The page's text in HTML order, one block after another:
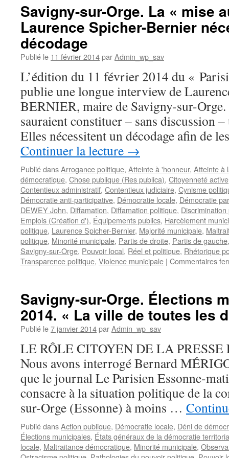
Savigny-sur-Orge. La « mise
Laurence Spicher-Bernier
décodage
Publié le 11 février 2014parAdmin_wp_sav
L’édition du 11 février 2014 du «
publie une longue interview de
BERNIER, maire de Savigny-sur-Orge.
sauraient constituer – sans discussion
Elles nécessitent un décodage afin de
Continuer la lecture →
Publié dansArrogance politique, Atteinte à 'honneur, Atteinte à
démocratique, Chose publique (Res publica), Citoyenneté active
Contentieux administratif, Contentieux judiciaire, Cynisme
Démocratie anti-participative, Démocratie locale, Démocratie
DEWEY John, Diffamation, Diffamation politique,
Emplois (Création d'), Équipements publics, Harcèlement
politique, Laurence Spicher-Bernier, Majorité municipale,
politique, Minorité municipale, Partis de droite, Partis de gauche
Savigny-sur-Orge, Pouvoir local, Réel et politique, Rhétorique
Transparence politique, Violence municipale | Commentaires
Savigny-sur-Orge. Élections
2014. « La ville de toutes les
Publié le7 janvier 2014parAdmin_wp_sav
LE RÔLE CITOYEN DE LA
Nous avons interrogé Bernard
que le journal Le Parisien Essonne-
consacre à la situation politique de la
sur-Orge (Essonne) à moins …
Publié dansAction publique, Démocratie locale, Déni de
Élections municipales, États généraux de la démocratie
locale, Maltraitance démocratique, Minorité municipale,